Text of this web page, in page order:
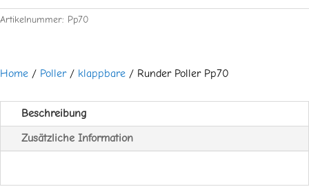
Artikelnummer: Pp70
Home / Poller/ klappbare / Runder Poller Pp70
Beschreibung
Zusätzliche Information